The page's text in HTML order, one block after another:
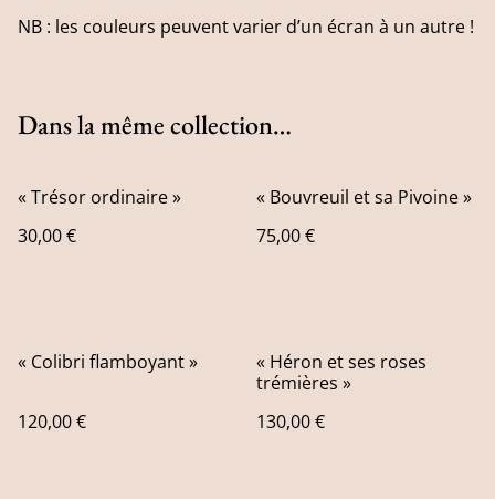
NB : les couleurs peuvent varier d’un écran à un autre !
Dans la même collection…
« Trésor ordinaire »
30,00 €
« Bouvreuil et sa Pivoine »
75,00 €
« Colibri flamboyant »
120,00 €
« Héron et ses roses
trémières »
130,00 €